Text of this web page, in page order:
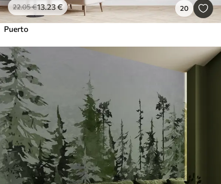
22.05€13.23€ 20
Puerto